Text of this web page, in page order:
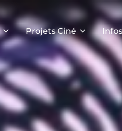
Projets Ciné